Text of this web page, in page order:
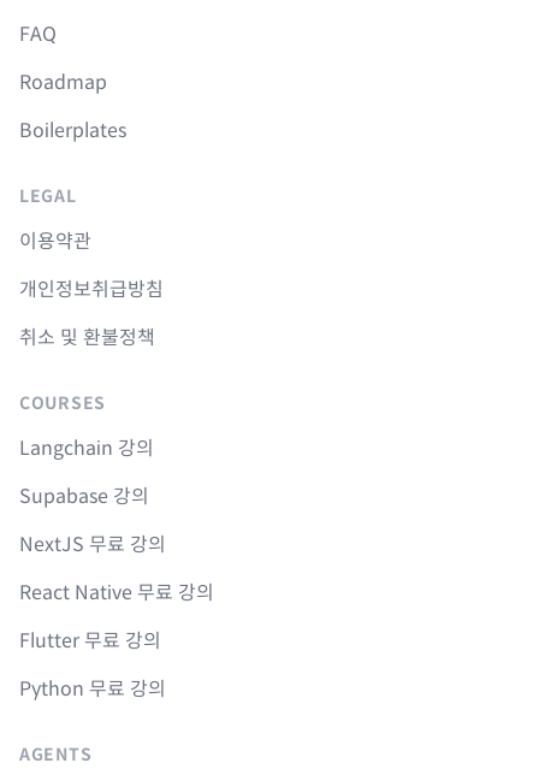
FAQ
Roadmap
Boilerplates
LEGAL
이용약관
개인정보취급방침
취소 및 환불정책
COURSES
Langchain 강의
Supabase 강의
NextJS 무료 강의
React Native 무료 강의
Flutter 무료 강의
Python 무료 강의
AGENTS